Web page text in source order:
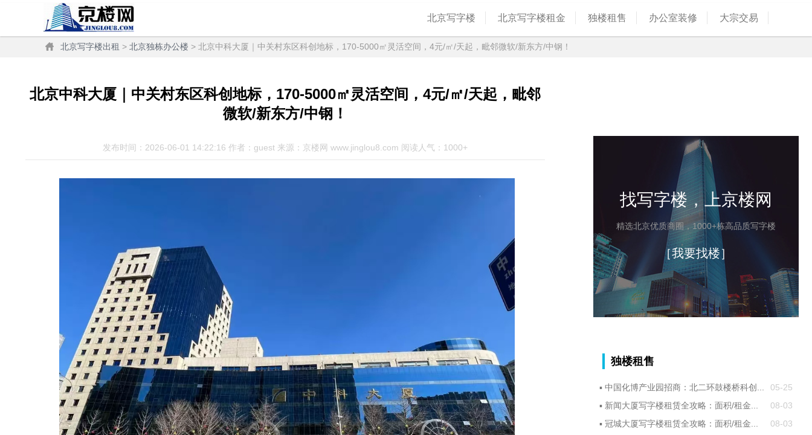
北京写字楼 北京写字楼租金 独楼租售 办公室装修 大宗交易
北京写字楼出租 > 北京独栋办公楼 > 北京中科大厦｜中关村东区科创地标，170-5000㎡灵活空间，4元/㎡/天起，毗邻微软/新东方/中钢！
找写字楼，上京楼网
精选北京优质商圈，1000+栋高品质写字楼
［我要找楼］
独楼租售
▪ 中国化博产业园招商：北二环鼓楼桥科创...
05-25
▪ 新闻大厦写字楼租赁全攻略：面积/租金...
08-03
▪ 冠城大厦写字楼租赁全攻略：面积/租金...
08-03
北京中科大厦｜中关村东区科创地标，170-5000㎡灵活空间，4元/㎡/天起，毗邻
微软/新东方/中钢！
发布时间：2026-06-01 14:22:16 作者：guest 来源：京楼网 www.jinglou8.com 阅读人气：1000+